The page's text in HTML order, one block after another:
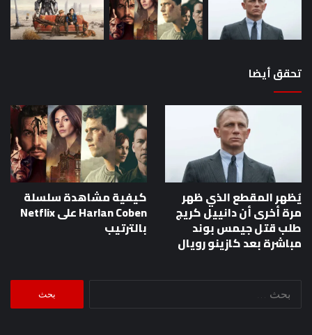
تحقق أيضا
يُظهر المقطع الذي ظهر
مرة أخرى أن دانييل كريج
طلب قتل جيمس بوند
مباشرة بعد كازينو رويال
كيفية مشاهدة سلسلة
Harlan Coben على Netflix
بالترتيب